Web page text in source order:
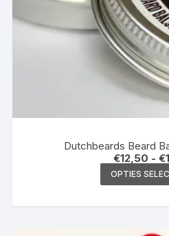
Dutchbeards Beard
€12,50 - €
OPTIES